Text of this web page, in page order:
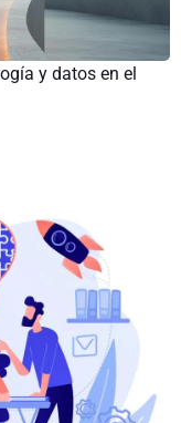
y datos en el